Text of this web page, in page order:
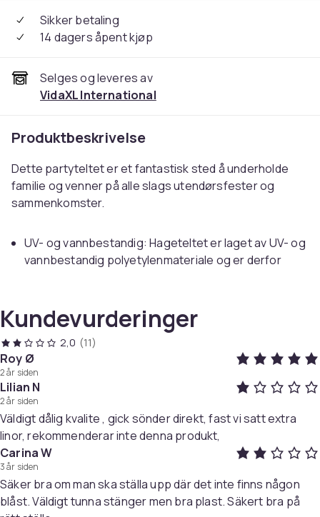
Sikker betaling
14 dagers åpent kjøp
Selges og leveres av
VidaXL International
Produktbeskrivelse
Dette partyteltet er et fantastisk sted å underholde
familie og venner på alle slags utendørsfester og
sammenkomster.
UV- og vannbestandig: Hageteltet er laget av UV- og
vannbestandig polyetylenmateriale og er derfor
rustbestandig stål, noe som gjør utendørstaket
stabilt og slitesterkt.
Praktisk design: Partyteltet har sidepaneler, hver
med dekorative vinduer, og 1 dørpanel med glidelås
for enkel inngang. Hagepaviljongen er enkel å
montere.
Godt å vite:
Dette produktet skal ALDRI brukes i dårlig vær, for
eksempel sterk vind, kraftig regn, snø, storm osv.
Dette produktet er ikke egnet for bruk som carport.
Kundevurderinger
2,0 (11)
Roy Ø
2 år siden
Lilian N
2 år siden
Väldigt dålig kvalite , gick sönder direkt, fast vi satt extra
linor, rekommenderar inte denna produkt,
Carina W
3 år siden
Säker bra om man ska ställa upp där det inte finns någon
blåst. Väldigt tunna stänger men bra plast. Säkert bra på